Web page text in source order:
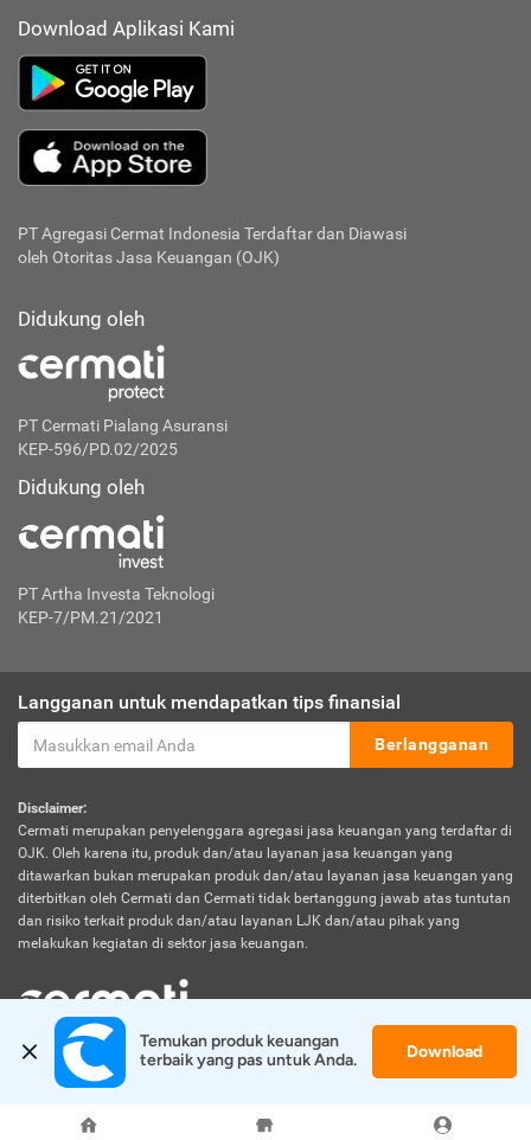
Download Aplikasi Kami
PT Agregasi Cermat Indonesia Terdaftar dan Diawasi
oleh Otoritas Jasa Keuangan (OJK)
Didukung oleh
PT Cermati Pialang Asuransi
KEP-596/PD.02/2025
Didukung oleh
PT Artha Investa Teknologi
KEP-7/PM.21/2021
Langganan untuk mendapatkan tips finansial
Berlangganan
Disclaimer:
Cermati merupakan penyelenggara agregasi jasa keuangan yang terdaftar di
OJK. Oleh karena itu, produk dan/atau layanan jasa keuangan yang
ditawarkan bukan merupakan produk dan/atau layanan jasa keuangan yang
diterbitkan oleh Cermati dan Cermati tidak bertanggung jawab atas tuntutan
dan risiko terkait produk dan/atau layanan LJK dan/atau pihak yang
melakukan kegiatan di sektor jasa keuangan.
© 2026 Cermati. All Rights Reserved.
Temukan produk keuangan
terbaik yang pas untuk Anda.
Download